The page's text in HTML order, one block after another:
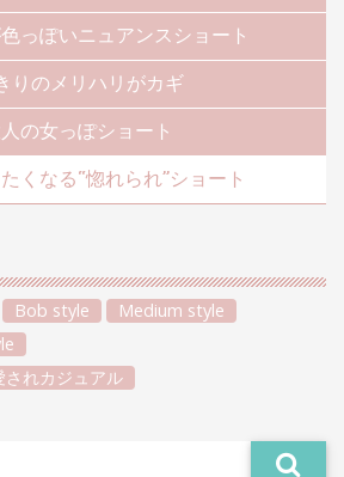
っぽいニュアンスショート
りのメリハリがカギ
の女っぽショート
くなる“惚れられ”ショート
Bob style
Medium style
されカジュアル